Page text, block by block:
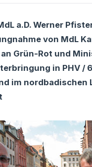
a.D. Werner
von MdL
Grün-Rot und
in PHV /
im nordbadischen